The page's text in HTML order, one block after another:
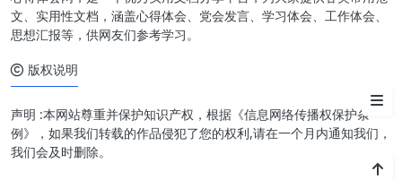
苦修内外兼修，方能服务出彩：
文、实用性文档，涵盖心得体会、党会发言、学习体会、工作体会、
思想汇报等，供网友们参考学习。
版权说明
声明 :本网站尊重并保护知识产权，根据《信息网络传播权保护条
例》，如果我们转载的作品侵犯了您的权利,请在一个月内通知我们，
我们会及时删除。